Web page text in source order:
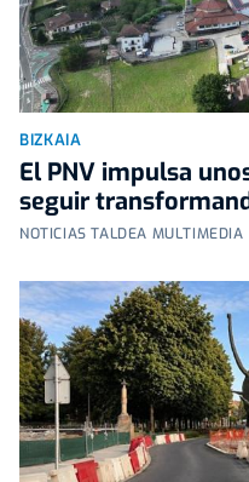
BIZKAIA
El PNV impulsa
seguir
NOTICIAS TALDEA MULTIMEDIA